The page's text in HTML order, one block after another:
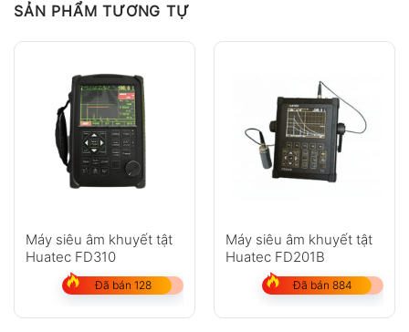
SẢN PHẨM TƯƠNG TỰ
Máy siêu âm khuyết tật
Huatec FD310
Đã bán 128
Máy siêu âm khuyết tật
Huatec FD201B
Đã bán 884